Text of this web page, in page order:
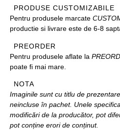
PRODUSE CUSTOMIZABILE
Pentru produsele marcate
productie si livrare este de 6-8
PREORDER
Pentru produsele aflate la
poate fi mai mare.
NOTA
Imaginile sunt cu titlu de
neincluse în pachet. Unele
modificări de la producător, pot
pot conține erori de conținut.